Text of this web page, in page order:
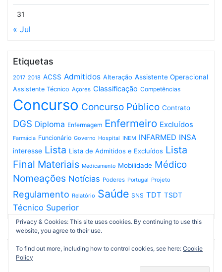
31
« Jul
Etiquetas
2017 2018 ACSS Admitidos Alteração Assistente Operacional
Assistente Técnico Açores Classificação Competências
Concurso Concurso Público Contrato
DGS Diploma Enfermagem Enfermeiro Excluídos
Farmácia Funcionário Governo Hospital INEM INFARMED INSA
interesse Lista Lista de Admitidos e Excluídos Lista
Final Materiais Medicamento Mobilidade Médico
Nomeações Notícias Poderes Portugal Projeto
Regulamento Relatório Saúde SNS TDT TSDT
Técnico Superior
Privacy & Cookies: This site uses cookies. By continuing to use this
website, you agree to their use.
To find out more, including how to control cookies, see here: Cookie
Policy